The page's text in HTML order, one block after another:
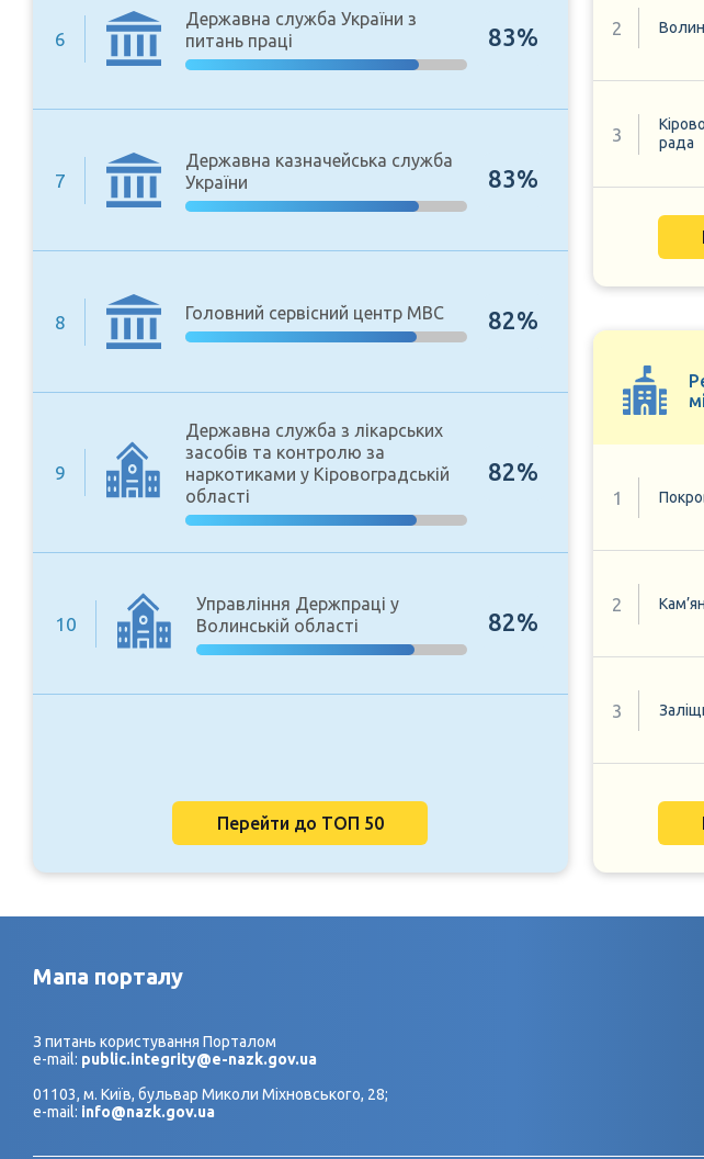
6
Державна служба України з
питань праці
83%
7
Державна казначейська служба
України
83%
8 Головний сервісний центр МВС 82%
9
Державна служба з лікарських
засобів та контролю за
наркотиками у Кіровоградській
області
82%
10
Управління Держпраці у
Волинській області
82%
Перейти до ТОП 50
2
3
рада
1
2
3
Мапа порталу
З питань користування Порталом
e-mail: public.integrity@e-nazk.gov.ua
01103, м. Київ, бульвар Миколи Міхновського, 28;
e-mail: info@nazk.gov.ua